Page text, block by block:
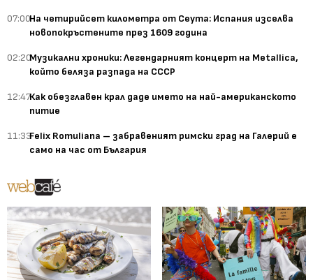
07:00На четирийсет километра от Сеута: Испания изселва
новопокръстените през 1609 година
02:20Музикални хроники: Легендарният концерт на Metallica,
който беляза разпада на СССР
12:47Как обезглавен крал даде името на най-американското
питие
11:33Felix Romuliana – забравеният римски град на Галерий е
само на час от България